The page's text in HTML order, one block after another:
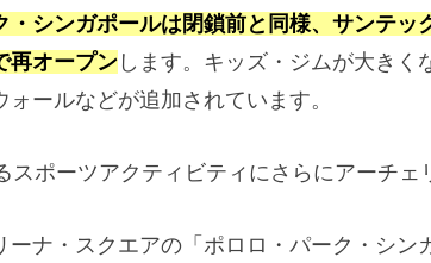
・シンガポールは閉鎖前と同様、サンテッ
再オープン します。キッズ・ジムが大き
ールなどが追加されています。
スポーツアクティビティにさらにアーチェ
ーナ・スクエアの「ポロロ・パーク・シン